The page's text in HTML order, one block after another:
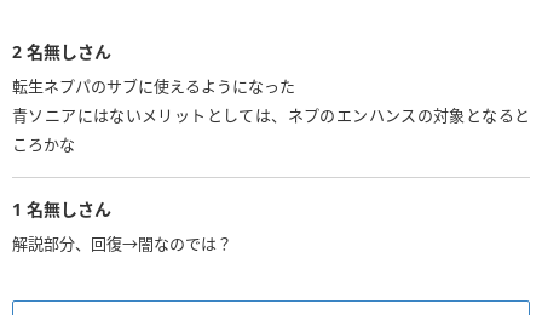
2 名無しさん
転生ネプパのサブに使えるようになった
青ソニアにはないメリットとしては、ネプのエンハンスの対象となると
ころかな
1 名無しさん
解説部分、回復→闇なのでは？